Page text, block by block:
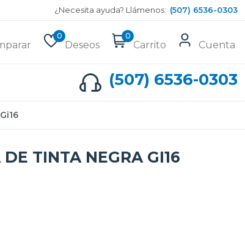
¿Necesita ayuda? Llámenos: (507) 6536-0303
0
Deseos
0
Carrito Cuenta
(507) 6536-0303
TINTA NEGRA GI16